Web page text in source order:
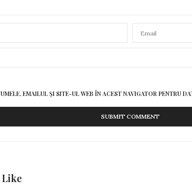
EMAILUL ȘI SITE-UL WEB ÎN ACEST NAVIGATOR PENTRU
Like